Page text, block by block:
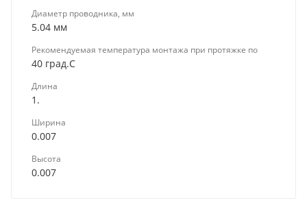
Диаметр проводника, мм
5.04 мм
Рекомендуемая температура монтажа при протяжке по
40 град.C
Длина
1.
Ширина
0.007
Высота
0.007